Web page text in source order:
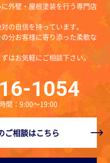
外壁・屋根塗装を行う専門店
の自信を持っています。
分お客様に寄り添った柔軟な
はお気軽にご相談下さい。
1054
間：9:00〜19:00
ご相談はこちら